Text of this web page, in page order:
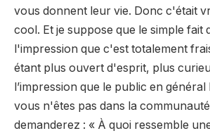
vous donnent leur vie. Donc c'était
cool. Et je suppose que le simple fait
l'impression que c'est totalement
étant plus ouvert d'esprit, plus
l’impression que le public en général
vous n'êtes pas dans la
demanderez : « À quoi ressemble